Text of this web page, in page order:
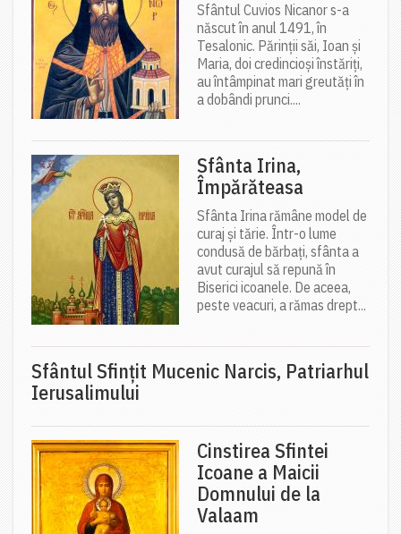
Sfântul Cuvios Nicanor s-a
născut în anul 1491, în
Tesalonic. Părinții săi, Ioan și
Maria, doi credincioși înstăriți,
au întâmpinat mari greutăți în
a dobândi prunci....
Sfânta Irina,
Împărăteasa
Sfânta Irina rămâne model de
curaj și tărie. Într-o lume
condusă de bărbați, sfânta a
avut curajul să repună în
Biserici icoanele. De aceea,
peste veacuri, a rămas drept...
Sfântul Sfinţit Mucenic Narcis, Patriarhul
Ierusalimului
Cinstirea Sfintei
Icoane a Maicii
Domnului de la
Valaam